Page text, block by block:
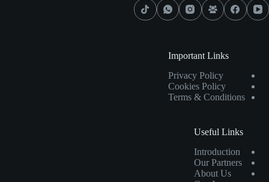
Important Links
Privacy Policy
Cookies Policy
Terms & Conditions
Useful Links
Introduction
Our Partners
About Us